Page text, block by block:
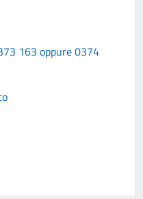
163 oppure 0374